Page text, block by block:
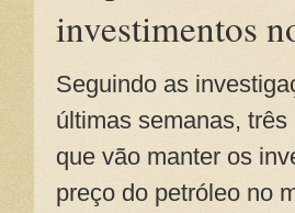
investimentos
Seguindo as
últimas semanas,
que vão manter os
preço do petróleo no